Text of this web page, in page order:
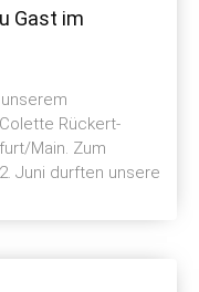
Gast im
Rückert-
Main. Zum
Juni durften unsere